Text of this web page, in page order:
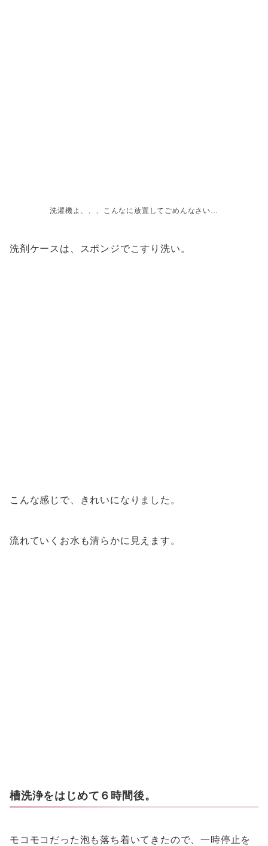
洗濯機よ、、、こんなに放置してごめんなさい…
洗剤ケースは、スポンジでこすり洗い。
こんな感じで、きれいになりました。
流れていくお水も清らかに見えます。
槽洗浄をはじめて６時間後。
モコモコだった泡も落ち着いてきたので、一時停止を